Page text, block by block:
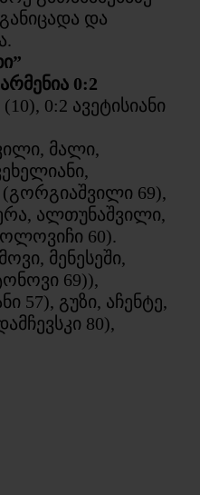
და
0:2
0:2 ავეტისიანი
მალი,
(გორგიაშვილი 69),
ალთუნაშვილი,
60).
მენესეში,
69)),
57), გუზი, აჩენტე,
80),